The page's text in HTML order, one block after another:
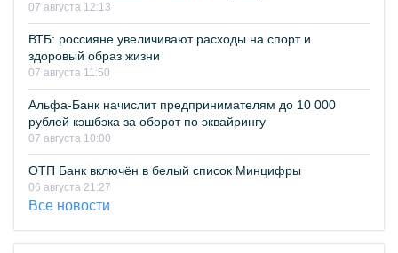
07 августа 12:13
ВТБ: россияне увеличивают расходы на спорт и
здоровый образ жизни
07 августа 11:50
Альфа-Банк начислит предпринимателям до 10 000
рублей кэшбэка за оборот по эквайрингу
07 августа 10:00
ОТП Банк включён в белый список Минцифры
06 августа 21:27
Все новости